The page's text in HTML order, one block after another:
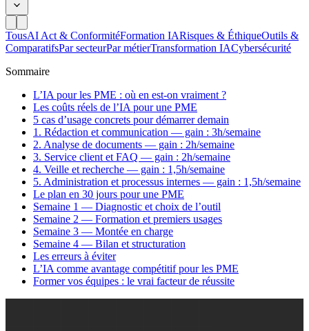
TousAI Act & ConformitéFormation IARisques & ÉthiqueOutils &
ComparatifsPar secteurPar métierTransformation IACybersécurité
Sommaire
L’IA pour les PME : où en est-on vraiment ?
Les coûts réels de l’IA pour une PME
5 cas d’usage concrets pour démarrer demain
1. Rédaction et communication — gain : 3h/semaine
2. Analyse de documents — gain : 2h/semaine
3. Service client et FAQ — gain : 2h/semaine
4. Veille et recherche — gain : 1,5h/semaine
5. Administration et processus internes — gain : 1,5h/semaine
Le plan en 30 jours pour une PME
Semaine 1 — Diagnostic et choix de l’outil
Semaine 2 — Formation et premiers usages
Semaine 3 — Montée en charge
Semaine 4 — Bilan et structuration
Les erreurs à éviter
L’IA comme avantage compétitif pour les PME
Former vos équipes : le vrai facteur de réussite